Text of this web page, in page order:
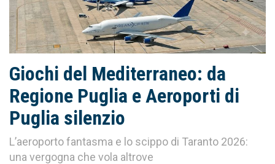
Giochi del Mediterraneo: da
Regione Puglia e Aeroporti di
Puglia silenzio
L’aeroporto fantasma e lo scippo di Taranto 2026:
una vergogna che vola altrove